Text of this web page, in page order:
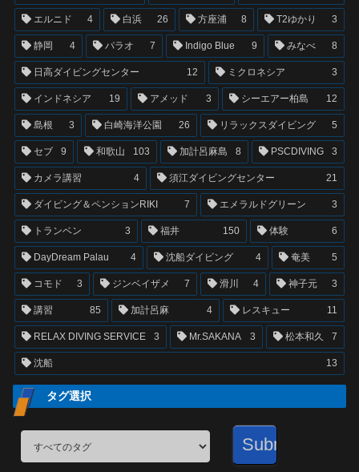
エルニド 4 白浜 26 方座浦 8 T2ゆかり 3
静岡 4 パラオ 7 Indigo Blue 9 みなべ 8
日高ダイビングセンター 12 ミクロネシア 3
インドネシア 19 アメッド 3 シーエアー柏島 12
島根 3 白崎海洋公園 26 リラックスダイビング 5
セブ 9 和歌山 103 加計呂麻島 8 PSCDIVING 3
カメラ講習 4 須江ダイビングセンター 21
ダイビング＆ペンションRIKI 7 エメラルドグリーン 3
トランベン 3 福井 150 体験 6
DayDream Palau 4 沈船ダイビング 4 奄美 5
コモド 3 ジンベイザメ 7 滑川 4 神子元 3
講習 85 加計呂麻 4 レスキュー 11
RELAX DIVING SERVICE 3 Mr.SAKANA 3 松本和久 7
沈船 13
タグ選択